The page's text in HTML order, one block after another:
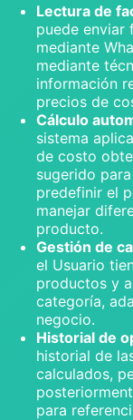
Lectura de
puede enviar
mediante
mediante
información
precios de
Cálculo
sistema
de costo
sugerido
predefinir el
manejar
producto.
Gestión de
el Usuario
productos y
categoría,
negocio.
Historial de
historial de
calculados,
para